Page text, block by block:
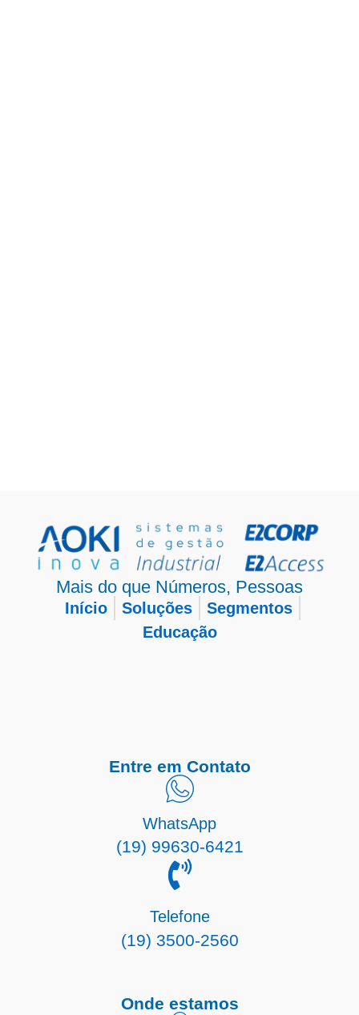
Mais do que Números, Pessoas
Início Soluções
Segmentos
Educação
Entre em Contato
WhatsApp
(19) 99630-6421
Telefone
(19) 3500-2560
Onde estamos